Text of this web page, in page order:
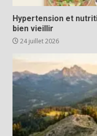
Hypertension et
bien vieillir
24 juillet 2026